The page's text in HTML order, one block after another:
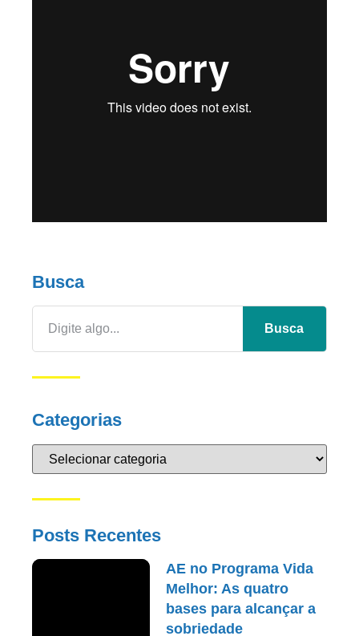
Busca
Busca
Categorias
Posts Recentes
AE no Programa Vida
Melhor: As quatro
bases para alcançar a
sobriedade